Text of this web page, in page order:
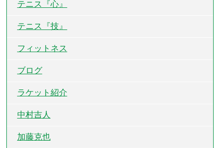
テニス『心』
テニス『技』
フィットネス
ブログ
ラケット紹介
中村吉人
加藤克也